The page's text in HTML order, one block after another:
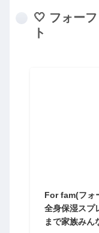
🤍 フォー
ト
For fam(フォ
全身保湿スプ
まで家族みん